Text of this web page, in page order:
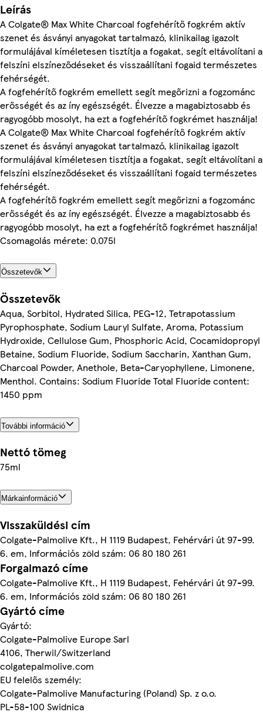
Leírás
A Colgate® Max White Charcoal fogfehérítő fogkrém aktív
szenet és ásványi anyagokat tartalmazó, klinikailag igazolt
formulájával kíméletesen tisztítja a fogakat, segít eltávolítani a
felszíni elszíneződéseket és visszaállítani fogaid természetes
fehérségét.
A fogfehérítő fogkrém emellett segít megőrizni a fogzománc
erősségét és az íny egészségét. Élvezze a magabiztosabb és
ragyogóbb mosolyt, ha ezt a fogfehérítő fogkrémet használja!
A Colgate® Max White Charcoal fogfehérítő fogkrém aktív
szenet és ásványi anyagokat tartalmazó, klinikailag igazolt
formulájával kíméletesen tisztítja a fogakat, segít eltávolítani a
felszíni elszíneződéseket és visszaállítani fogaid természetes
fehérségét.
A fogfehérítő fogkrém emellett segít megőrizni a fogzománc
erősségét és az íny egészségét. Élvezze a magabiztosabb és
ragyogóbb mosolyt, ha ezt a fogfehérítő fogkrémet használja!
Csomagolás mérete: 0.075l
Összetevők
Összetevők
Aqua, Sorbitol, Hydrated Silica, PEG-12, Tetrapotassium
Pyrophosphate, Sodium Lauryl Sulfate, Aroma, Potassium
Hydroxide, Cellulose Gum, Phosphoric Acid, Cocamidopropyl
Betaine, Sodium Fluoride, Sodium Saccharin, Xanthan Gum,
Charcoal Powder, Anethole, Beta-Caryophyllene, Limonene,
Menthol. Contains: Sodium Fluoride Total Fluoride content:
1450 ppm
További információ
Nettó tömeg
75ml
Márkainformáció
Visszaküldési cím
Colgate-Palmolive Kft., H 1119 Budapest, Fehérvári út 97-99.
6. em, Információs zöld szám: 06 80 180 261
Forgalmazó címe
Colgate-Palmolive Kft., H 1119 Budapest, Fehérvári út 97-99.
6. em, Információs zöld szám: 06 80 180 261
Gyártó címe
Gyártó:
Colgate-Palmolive Europe Sarl
4106, Therwil/Switzerland
colgatepalmolive.com
EU felelős személy:
Colgate-Palmolive Manufacturing (Poland) Sp. z o.o.
PL-58-100 Swidnica